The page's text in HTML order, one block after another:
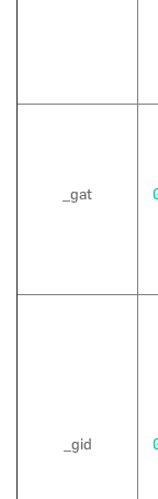
_gat
_gid